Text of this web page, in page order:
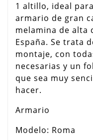
1 altillo, ideal
armario de gran
melamina de alta
España. Se trata
montaje, con
necesarias y un
que sea muy
hacer.
Armario
Modelo: Roma